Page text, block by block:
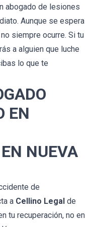
abogado de lesiones
Aunque se espera
siempre ocurre. Si tu
a alguien que luche
lo que te
EN
NUEVA
de
a Cellino Legal de
tu recuperación, no en